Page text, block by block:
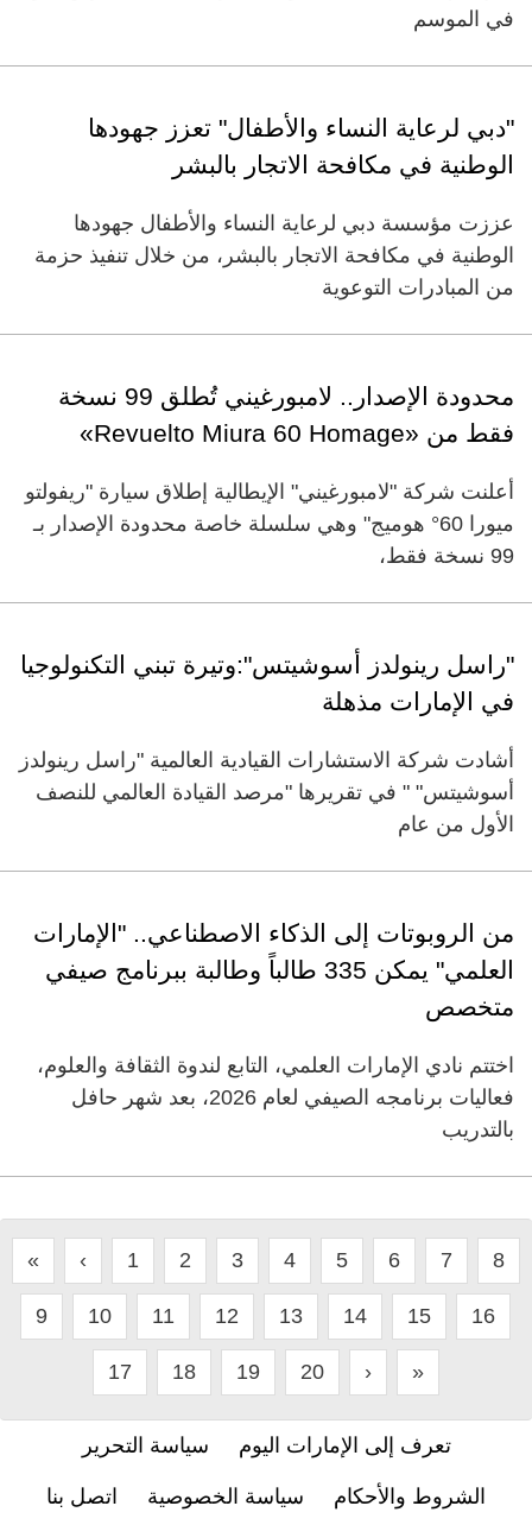
في الموسم
"دبي لرعاية النساء والأطفال" تعزز جهودها
الوطنية في مكافحة الاتجار بالبشر
عززت مؤسسة دبي لرعاية النساء والأطفال جهودها
الوطنية في مكافحة الاتجار بالبشر، من خلال تنفيذ حزمة
من المبادرات التوعوية
محدودة الإصدار.. لامبورغيني تُطلق 99 نسخة
فقط من «Revuelto Miura 60 Homage»
أعلنت شركة "لامبورغيني" الإيطالية إطلاق سيارة "ريفولتو
ميورا 60° هوميج" وهي سلسلة خاصة محدودة الإصدار بـ
99 نسخة فقط،
"راسل رينولدز أسوشيتس":وتيرة تبني التكنولوجيا
في الإمارات مذهلة
أشادت شركة الاستشارات القيادية العالمية "راسل رينولدز
أسوشيتس" " في تقريرها "مرصد القيادة العالمي للنصف
الأول من عام
من الروبوتات إلى الذكاء الاصطناعي.. "الإمارات
العلمي" يمكن 335 طالباً وطالبة ببرنامج صيفي
متخصص
اختتم نادي الإمارات العلمي، التابع لندوة الثقافة والعلوم،
فعاليات برنامجه الصيفي لعام 2026، بعد شهر حافل
بالتدريب
« ‹ 1 2 3 4 5 6 7 8
9 10 11 12 13 14 15 16
17 18 19 20 › »
تعرف إلى الإمارات اليوم سياسة التحرير
الشروط والأحكام سياسة الخصوصية اتصل بنا